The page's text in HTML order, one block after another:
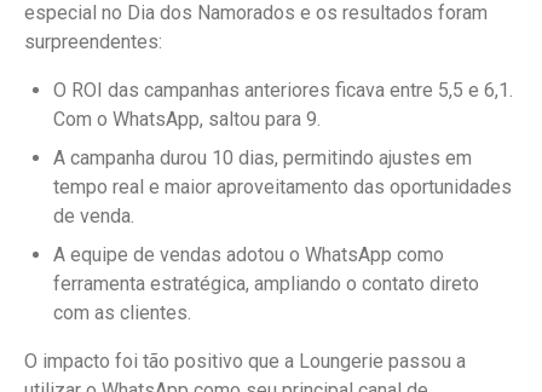
especial no Dia dos Namorados e os resultados foram
surpreendentes:
O ROI das campanhas anteriores ficava entre 5,5 e 6,1.
Com o WhatsApp, saltou para 9.
A campanha durou 10 dias, permitindo ajustes em
tempo real e maior aproveitamento das oportunidades
de venda.
A equipe de vendas adotou o WhatsApp como
ferramenta estratégica, ampliando o contato direto
com as clientes.
O impacto foi tão positivo que a Loungerie passou a